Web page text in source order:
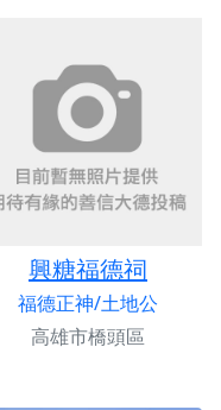
興糖福德祠
福德正神/土地公
高雄市橋頭區